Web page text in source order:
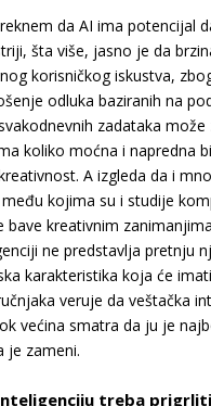
da AI ima potencijal
šta više, jasno je da
korisničkog iskustva,
odluka baziranih na
zadataka
koliko moćna i napredna
A izgleda da i
kojima su i studije
bave kreativnim
ne predstavlja pretnju
karakteristika koja će
veruje da veštačka
većina smatra da ju je
je zameni.
treba prigrliti